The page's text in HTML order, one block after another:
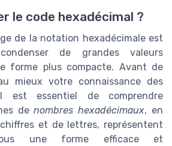
le code hexadécimal ?
de la notation hexadécimale est
de grandes valeurs
forme plus compacte. Avant de
mieux votre connaissance des
il est essentiel de comprendre
denombres hexadécimaux, en
et de lettres, représentent
une forme efficace et